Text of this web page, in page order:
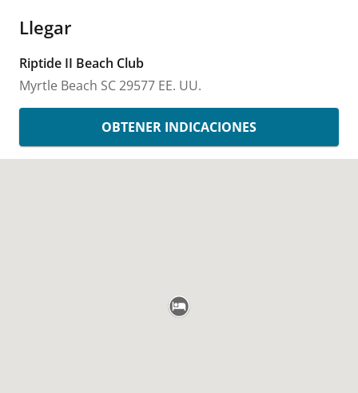
Llegar
Riptide II Beach Club
Myrtle Beach SC29577 EE. UU.
OBTENER INDICACIONES